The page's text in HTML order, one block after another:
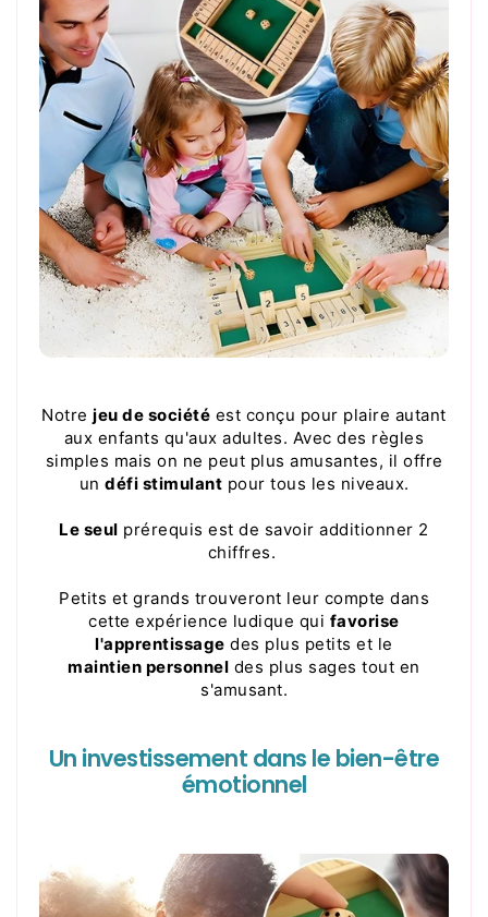
Notrejeu de société est conçu pour plaire autant
aux enfants qu'aux adultes. Avec des règles
simples mais on ne peut plus amusantes, il offre
un défi stimulant pour tous les niveaux.
Le seul prérequis est de savoir additionner 2
chiffres.
Petits et grands trouveront leur compte dans
cette expérience ludique qui favorise
l'apprentissage des plus petits et le
maintien personnel des plus sages tout en
s'amusant.
Un investissement dans le bien-être
émotionnel